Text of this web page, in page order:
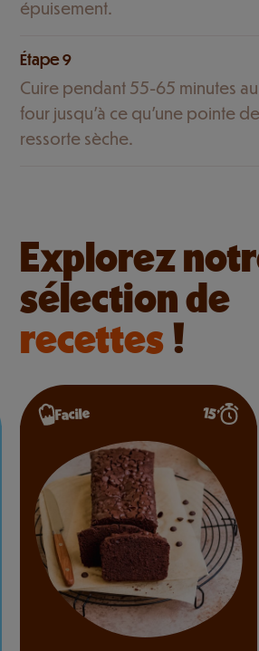
épuisement.
Étape 9
Cuire pendant 55-65 minutes
four jusqu’à ce qu’une pointe
ressorte sèche.
Explorez
sélection de
recettes!
Facile 15’